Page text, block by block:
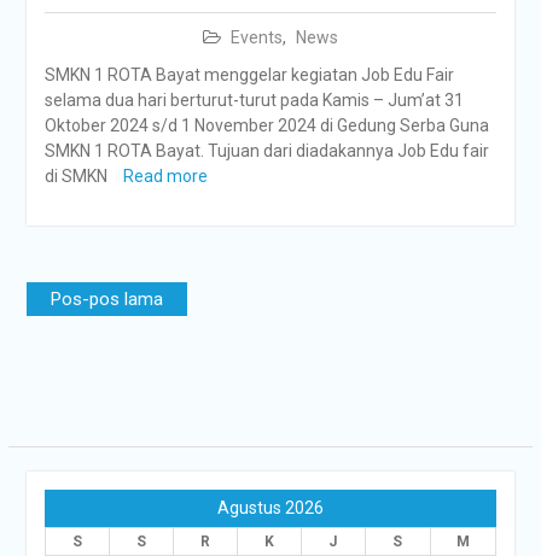
Events,
News
SMKN 1 ROTA Bayat menggelar kegiatan Job Edu Fair
selama dua hari berturut-turut pada Kamis – Jum’at 31
Oktober 2024 s/d 1 November 2024 di Gedung Serba Guna
SMKN 1 ROTA Bayat. Tujuan dari diadakannya Job Edu fair
di SMKN
Read more
Navigasi
pos
Pos-pos lama
Agustus 2026
S S R K J S
M